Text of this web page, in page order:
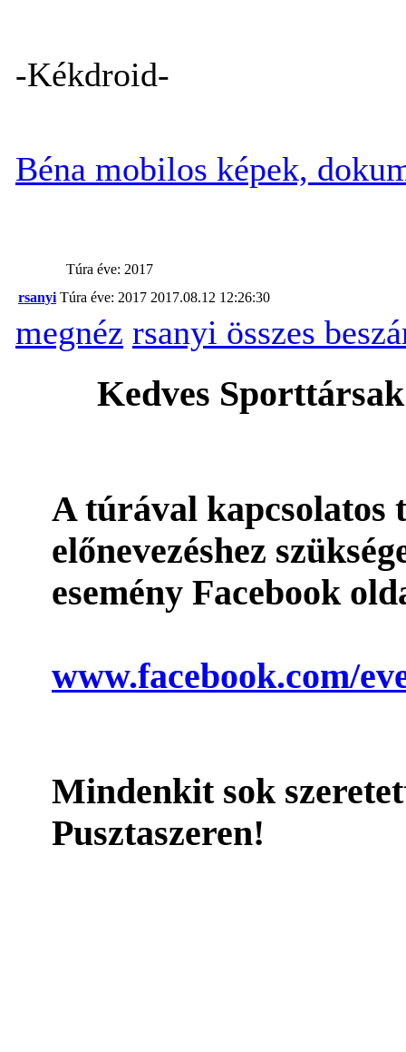
-Kékdroid-
Béna mobilos képek,
Túra éve: 2017
rsanyi Túra éve: 2017 2017.08.12 12:26:30
megnéz rsanyi összes
Kedves
A túrával kapcsolatos
előnevezéshez
esemény Facebook
www.facebook.com/
Mindenkit sok
Pusztaszeren!